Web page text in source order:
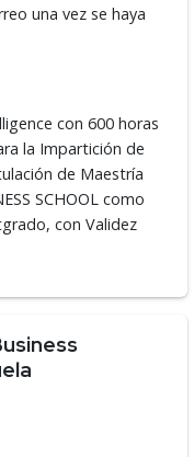
una vez se haya
con 600 horas
la Impartición de
de Maestría
SCHOOL como
con Validez